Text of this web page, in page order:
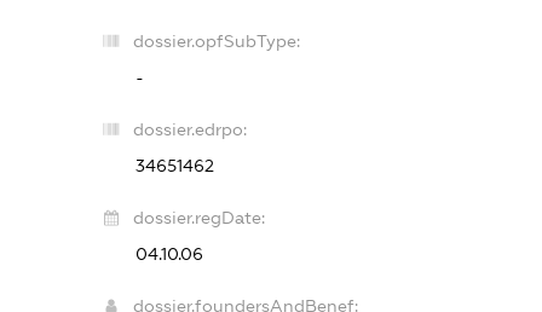
dossier.opfSubType:
-
dossier.edrpo:
34651462
dossier.regDate:
04.10.06
dossier.foundersAndBenef: